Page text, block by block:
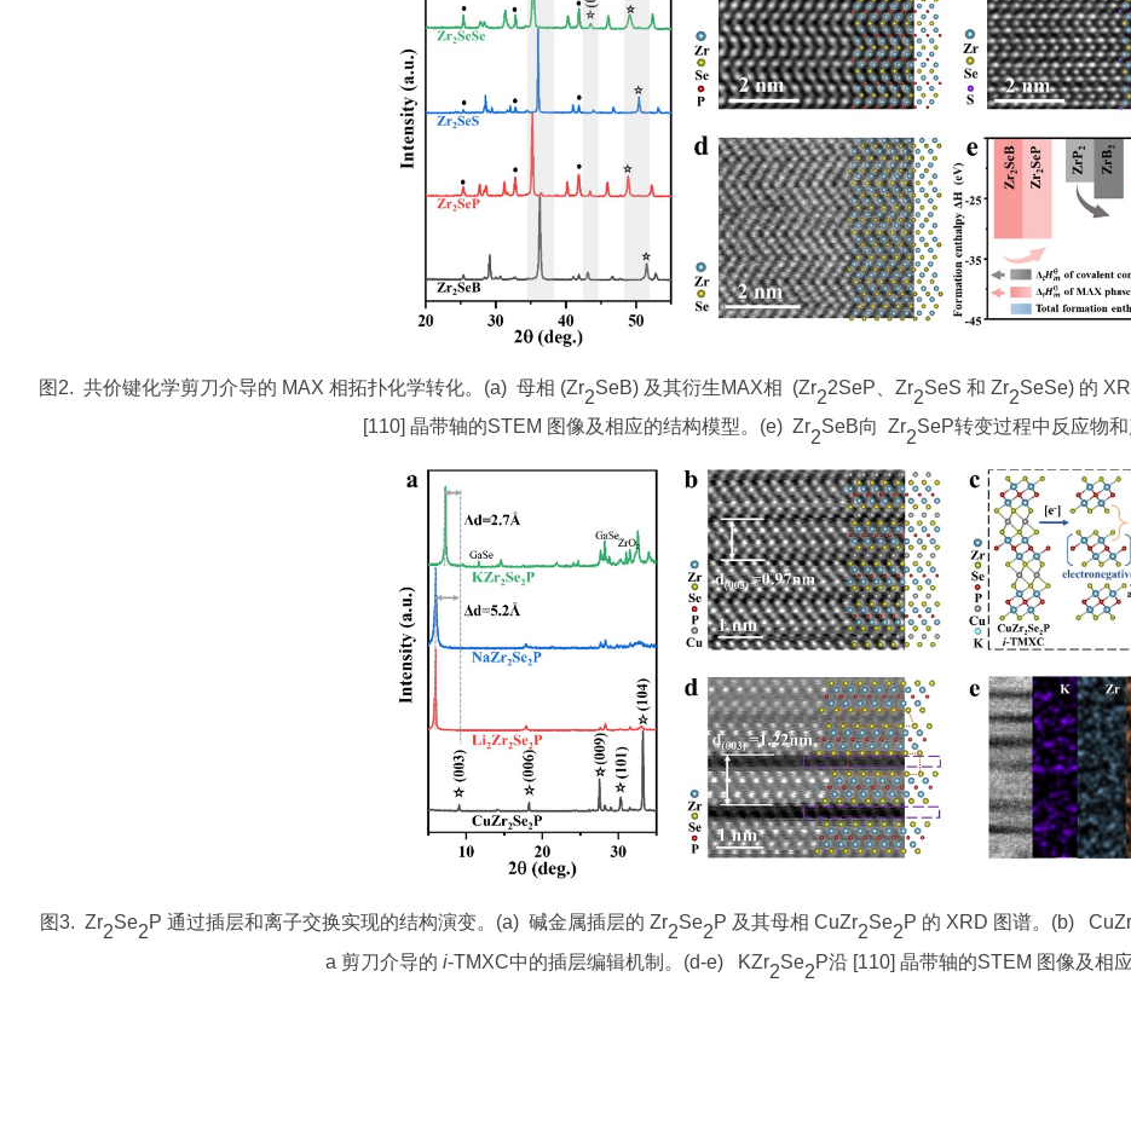
图2. 共价键化学剪刀介导的 MAX 相拓扑化学转化。(a) 母相 (Zr2SeB) 及其衍生MAX相 (Zr22SeP、Zr2SeS 和 Zr2SeSe) 的
[110] 晶带轴的STEM 图像及相应的结构模型。(e) Zr2SeB向 Zr2SeP转变过程中反应物和
图3. Zr2Se2P 通过插层和离子交换实现的结构演变。(a) 碱金属插层的 Zr2Se2P 及其母相 CuZr2Se2P 的 XRD 图谱。(b) CuZr
a 剪刀介导的 i-TMXC中的插层编辑机制。(d-e) KZr2Se2P沿 [110] 晶带轴的STEM 图像及相